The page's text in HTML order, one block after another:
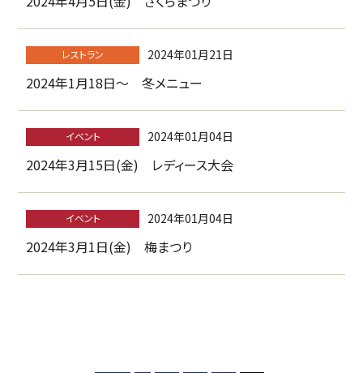
レストラン 2024年01月21日
2024年1月18日～ 冬メニュー
イベント 2024年01月04日
2024年3月15日(金) レディース大会
イベント 2024年01月04日
2024年3月1日(金) 梅まつり